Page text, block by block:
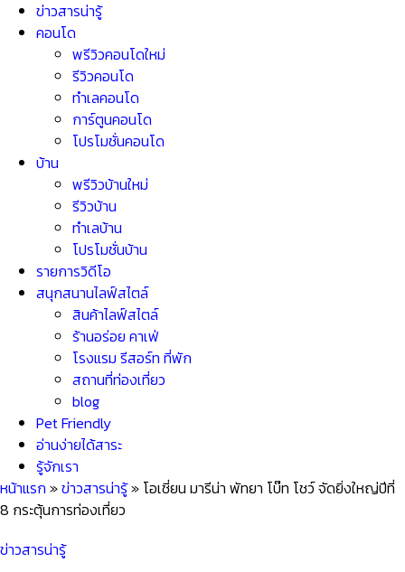
ข่าวสารน่ารู้
คอนโด
พรีวิวคอนโดใหม่
รีวิวคอนโด
ทำเลคอนโด
การ์ตูนคอนโด
โปรโมชั่นคอนโด
บ้าน
พรีวิวบ้านใหม่
รีวิวบ้าน
ทำเลบ้าน
โปรโมชั่นบ้าน
รายการวิดีโอ
สนุกสนานไลฟ์สไตล์
สินค้าไลฟ์สไตล์
ร้านอร่อย คาเฟ่
โรงแรม รีสอร์ท ที่พัก
สถานที่ท่องเที่ยว
blog
Pet Friendly
อ่านง่ายได้สาระ
รู้จักเรา
หน้าแรก »ข่าวสารน่ารู้» โอเชี่ยน มารีน่า พัทยา โบ๊ท โชว์ จัดยิ่งใหญ่ปีที่
8 กระตุ้นการท่องเที่ยว
ข่าวสารน่ารู้